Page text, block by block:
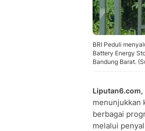
BRI Peduli
Battery Energy
Bandung Barat.
Liputan6.com,
menunjukkan
berbagai
melalui